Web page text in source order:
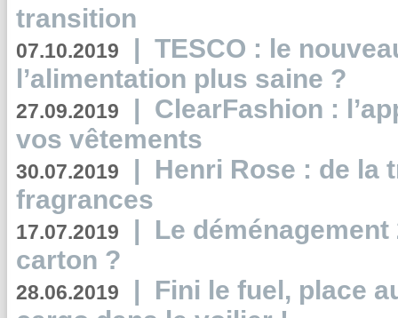
transition
07.10.2019 | TESCO : le
l’alimentation plus saine ?
27.09.2019 | ClearFashion :
vos vêtements
30.07.2019 | Henri Rose : de la
fragrances
17.07.2019 | Le
carton ?
28.06.2019 | Fini le fuel, place